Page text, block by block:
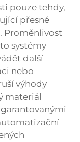
pouze tehdy,
přesné
Proměnlivost
systémy
další
nebo
výhody
materiál